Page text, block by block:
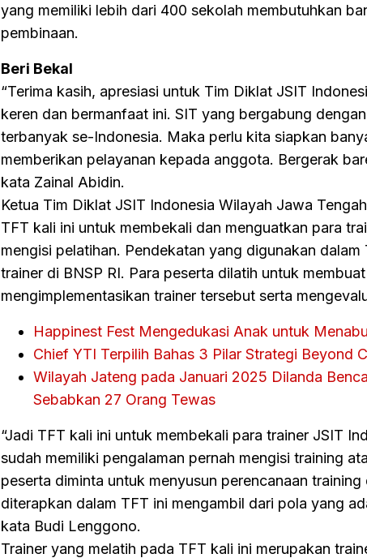
yang memiliki lebih dari 400 sekolah membutuhkan
pembinaan.
Beri Bekal
“Terima kasih, apresiasi untuk Tim Diklat JSIT
keren dan bermanfaat ini. SIT yang bergabung
terbanyak se-Indonesia. Maka perlu kita siapkan
memberikan pelayanan kepada anggota. Bergerak
kata Zainal Abidin.
Ketua Tim Diklat JSIT Indonesia Wilayah Jawa
TFT kali ini untuk membekali dan menguatkan para
mengisi pelatihan. Pendekatan yang digunakan
trainer di BNSP RI. Para peserta dilatih untuk
mengimplementasikan trainer tersebut serta
Happinest Fest Mengedukasi Anak untuk
Chief YTI Terpilih Bahas 3 Pilar Strategi Beyond
Wilayah Jateng pada Januari 2025 Dilanda
Sebabkan 27 Orang Tewas
“Jadi TFT kali ini untuk membekali para trainer JSIT
sudah memiliki pengalaman pernah mengisi training
peserta diminta untuk menyusun perencanaan
diterapkan dalam TFT ini mengambil dari pola yang
kata Budi Lenggono.
Trainer yang melatih pada TFT kali ini merupakan